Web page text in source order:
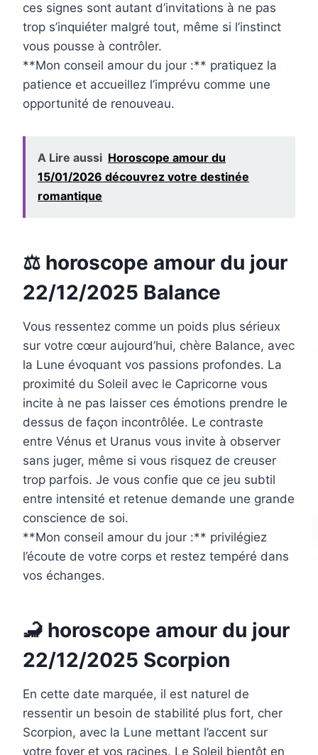
ces signes sont autant d’invitations à ne pas
trop s’inquiéter malgré tout, même si l’instinct
vous pousse à contrôler.
**Mon conseil amour du jour :** pratiquez la
patience et accueillez l’imprévu comme une
opportunité de renouveau.
A Lire aussi Horoscope amour du
15/01/2026 découvrez votre destinée
romantique
⚖️ horoscope amour du jour
22/12/2025 Balance
Vous ressentez comme un poids plus sérieux
sur votre cœur aujourd’hui, chère Balance, avec
la Lune évoquant vos passions profondes. La
proximité du Soleil avec le Capricorne vous
incite à ne pas laisser ces émotions prendre le
dessus de façon incontrôlée. Le contraste
entre Vénus et Uranus vous invite à observer
sans juger, même si vous risquez de creuser
trop parfois. Je vous confie que ce jeu subtil
entre intensité et retenue demande une grande
conscience de soi.
**Mon conseil amour du jour :** privilégiez
l’écoute de votre corps et restez tempéré dans
vos échanges.
🦂 horoscope amour du jour
22/12/2025 Scorpion
En cette date marquée, il est naturel de
ressentir un besoin de stabilité plus fort, cher
Scorpion, avec la Lune mettant l’accent sur
votre foyer et vos racines. Le Soleil bientôt en